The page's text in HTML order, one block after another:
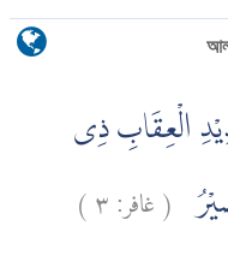
الْعِقَابِ ذِى
(غافر:٣)